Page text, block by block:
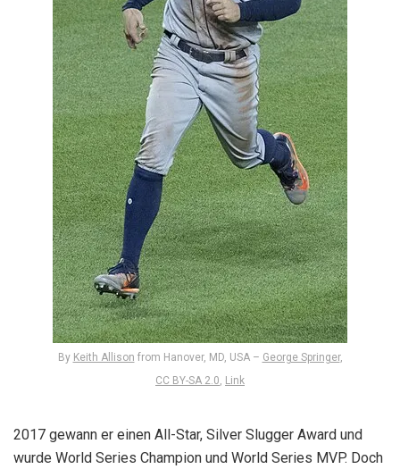
By Keith Allison from Hanover, MD, USA – George Springer,
CC BY-SA 2.0, Link
2017 gewann er einen All-Star, Silver Slugger Award und
wurde World Series Champion und World Series MVP. Doch